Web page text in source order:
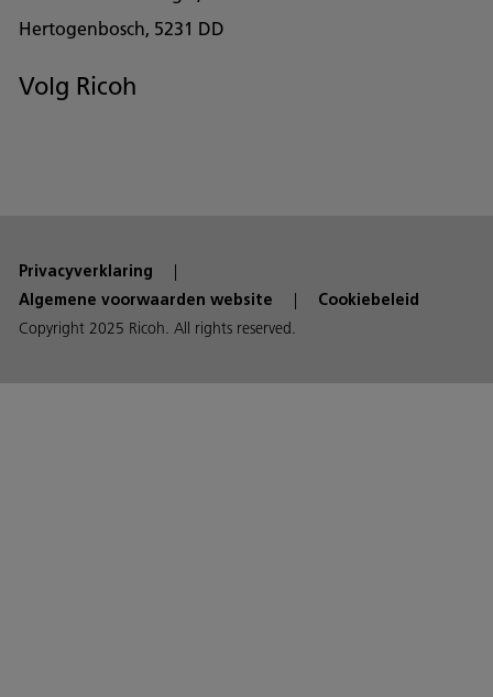
Hertogenbosch, 5231 DD
Volg Ricoh
Privacyverklaring
Algemene voorwaarden website
Cookiebeleid
Copyright 2025 Ricoh. All rights reserved.